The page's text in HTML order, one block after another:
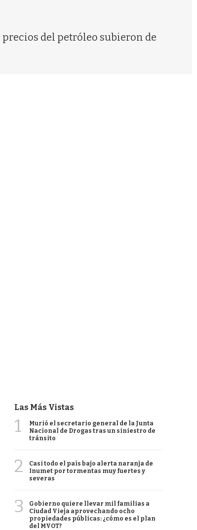
precios del petróleo subieron de
Las Más Vistas
1
Murió el secretario general de la Junta
Nacional de Drogas tras un siniestro de
tránsito
2
Casi todo el país bajo alerta naranja de
Inumet por tormentas muy fuertes y
severas
3
Gobierno quiere llevar mil familias a
Ciudad Vieja aprovechando ocho
propiedades públicas: ¿cómo es el plan
del MVOT?